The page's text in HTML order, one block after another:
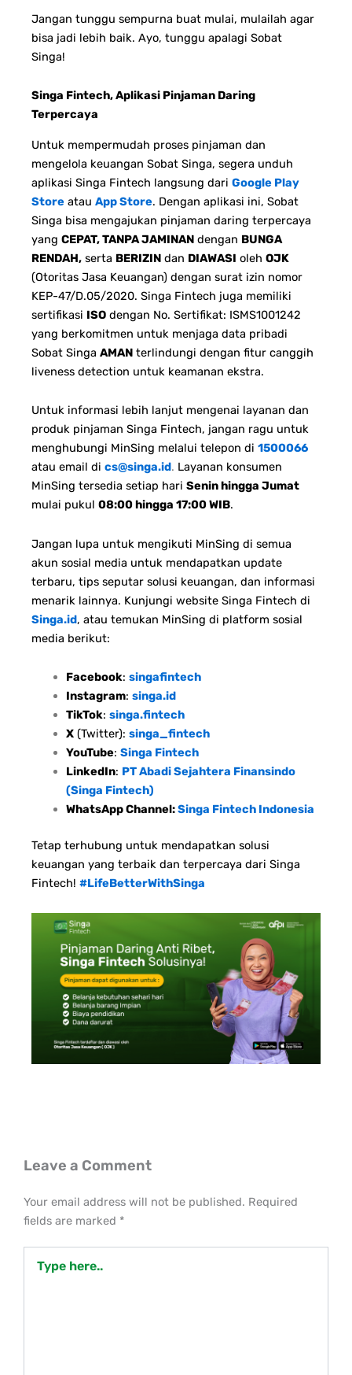
Jangan tunggu sempurna buat mulai, mulailah agar
bisa jadi lebih baik. Ayo, tunggu apalagi Sobat
Singa!
Singa Fintech, Aplikasi Pinjaman Daring
Terpercaya
Untuk mempermudah proses pinjaman dan
mengelola keuangan Sobat Singa, segera unduh
aplikasi Singa Fintech langsung dari Google Play
Store atau App Store. Dengan aplikasi ini, Sobat
Singa bisa mengajukan pinjaman daring terpercaya
yang CEPAT, TANPA JAMINAN dengan BUNGA
RENDAH, serta BERIZIN dan DIAWASI oleh OJK
(Otoritas Jasa Keuangan) dengan surat izin nomor
KEP-47/D.05/2020. Singa Fintech juga memiliki
sertifikasi ISO dengan No. Sertifikat: ISMS1001242
yang berkomitmen untuk menjaga data pribadi
Sobat Singa AMAN terlindungi dengan fitur canggih
liveness detection untuk keamanan ekstra.
Untuk informasi lebih lanjut mengenai layanan dan
produk pinjaman Singa Fintech, jangan ragu untuk
menghubungi MinSing melalui telepon di 1500066
atau email di cs@singa.id. Layanan konsumen
MinSing tersedia setiap hari Senin hingga Jumat
mulai pukul 08:00 hingga 17:00 WIB.
Jangan lupa untuk mengikuti MinSing di semua
akun sosial media untuk mendapatkan update
terbaru, tips seputar solusi keuangan, dan informasi
menarik lainnya. Kunjungi website Singa Fintech di
Singa.id, atau temukan MinSing di platform sosial
media berikut:
Facebook: singafintech
Instagram: singa.id
TikTok: singa.fintech
X(Twitter): singa_fintech
YouTube: Singa Fintech
LinkedIn: PT Abadi Sejahtera Finansindo
(Singa Fintech)
WhatsApp Channel:Singa Fintech Indonesia
Tetap terhubung untuk mendapatkan solusi
keuangan yang terbaik dan terpercaya dari Singa
Fintech! #LifeBetterWithSinga
Leave a Comment
Your email address will not be published. Required
fields are marked *
here..